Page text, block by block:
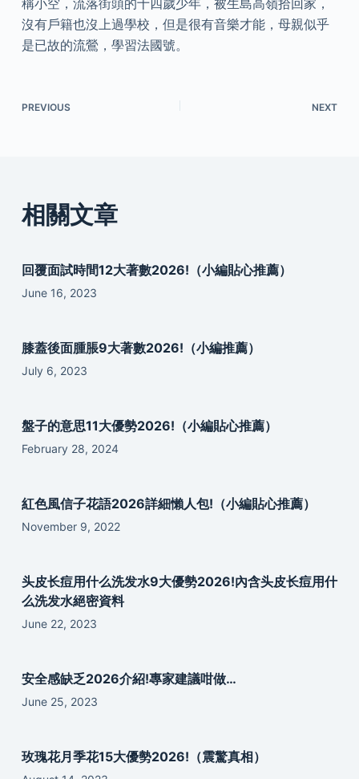
沒有戶籍也沒上過學校，但是很有音樂才能，母親似乎
是已故的流鶯，學習法國號。
PREVIOUS NEXT
相關文章
回覆面試時間12大著數2026!（小編貼心推薦）
June 16, 2023
膝蓋後面腫脹9大著數2026!（小編推薦）
July 6, 2023
盤子的意思11大優勢2026!（小編貼心推薦）
February 28, 2024
紅色風信子花語2026詳細懶人包!（小編貼心推薦）
November 9, 2022
头皮长痘用什么洗发水9大優勢2026!內含头皮长痘用什
么洗发水絕密資料
June 22, 2023
安全感缺乏2026介紹!專家建議咁做…
June 25, 2023
玫瑰花月季花15大優勢2026!（震驚真相）